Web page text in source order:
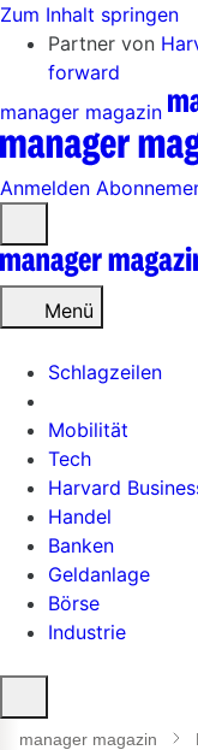
Zum Inhalt springen
Partner von
forward
manager magazin
Anmelden
öffnen
Menü
Schlagzeilen
Mobilität
Tech
Harvard
Handel
Banken
Geldanlage
Börse
Industrie
öffnen
manager magazin